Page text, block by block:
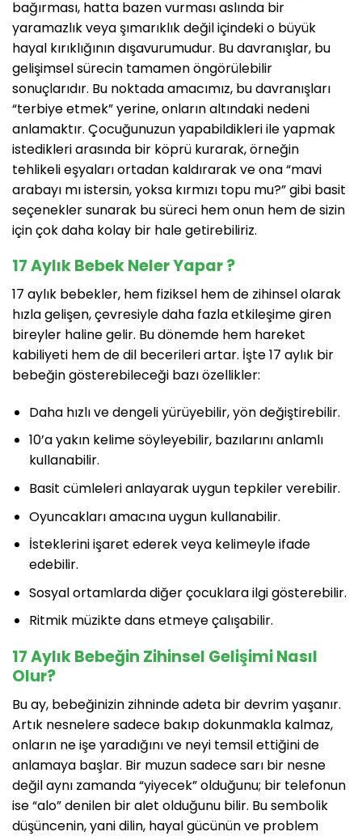
bağırması, hatta bazen vurması aslında bir
yaramazlık veya şımarıklık değil içindeki o büyük
hayal kırıklığının dışavurumudur. Bu davranışlar, bu
gelişimsel sürecin tamamen öngörülebilir
sonuçlarıdır. Bu noktada amacımız, bu davranışları
“terbiye etmek” yerine, onların altındaki nedeni
anlamaktır. Çocuğunuzun yapabildikleri ile yapmak
istedikleri arasında bir köprü kurarak, örneğin
tehlikeli eşyaları ortadan kaldırarak ve ona “mavi
arabayı mı istersin, yoksa kırmızı topu mu?” gibi basit
seçenekler sunarak bu süreci hem onun hem de sizin
için çok daha kolay bir hale getirebiliriz.
17 Aylık Bebek Neler Yapar ?
17 aylık bebekler, hem fiziksel hem de zihinsel olarak
hızla gelişen, çevresiyle daha fazla etkileşime giren
bireyler haline gelir. Bu dönemde hem hareket
kabiliyeti hem de dil becerileri artar. İşte 17 aylık bir
bebeğin gösterebileceği bazı özellikler:
Daha hızlı ve dengeli yürüyebilir, yön değiştirebilir.
10’a yakın kelime söyleyebilir, bazılarını anlamlı
kullanabilir.
Basit cümleleri anlayarak uygun tepkiler verebilir.
Oyuncakları amacına uygun kullanabilir.
İsteklerini işaret ederek veya kelimeyle ifade
edebilir.
Sosyal ortamlarda diğer çocuklara ilgi gösterebilir.
Ritmik müzikte dans etmeye çalışabilir.
17 Aylık Bebeğin Zihinsel Gelişimi Nasıl
Olur?
Bu ay, bebeğinizin zihninde adeta bir devrim yaşanır.
Artık nesnelere sadece bakıp dokunmakla kalmaz,
onların ne işe yaradığını ve neyi temsil ettiğini de
anlamaya başlar. Bir muzun sadece sarı bir nesne
değil aynı zamanda “yiyecek” olduğunu; bir telefonun
ise “alo” denilen bir alet olduğunu bilir. Bu sembolik
düşüncenin, yani dilin, hayal gücünün ve problem